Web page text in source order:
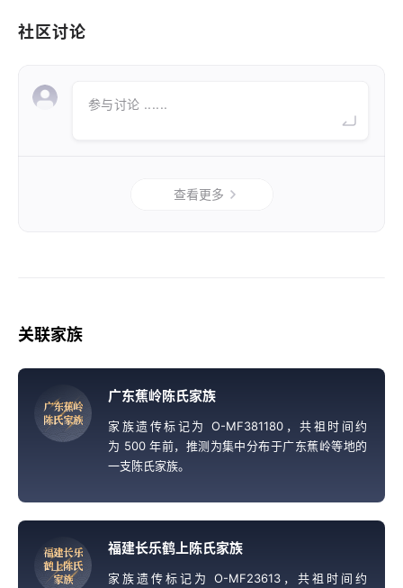
社区讨论
参与讨论 ......
查看更多
关联家族
广东蕉岭
陈氏家族
广东蕉岭陈氏家族
家族遗传标记为 O-MF381180，共祖时间约
为 500 年前，推测为集中分布于广东蕉岭等地的
一支陈氏家族。
福建长乐
鹤 上陈氏
家族
福建长乐鹤上陈氏家族
家族遗传标记为 O-MF23613，共祖时间约